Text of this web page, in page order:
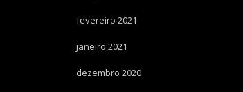
fevereiro 2021
janeiro 2021
dezembro 2020